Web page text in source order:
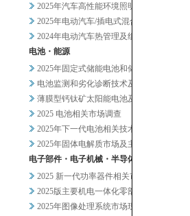
2025年汽车高性能环境照明的...
2025年电动汽车/插电式混合...
2024年电动汽车热管理及组件...
电池・能源
2025年固定式储能电池和储能...
电池监测和劣化诊断技术及服务当...
薄膜型钙钛矿太阳能电池及其他轻...
2025 电池相关市场调查
2025年下一代电池相关技术及...
2025年固体电解质市场及主要...
电子部件・电子机械・半导体
2025 新一代功率器件相关市...
2025版主要机电一体化零部件...
2025年图像处理系统市场现状...